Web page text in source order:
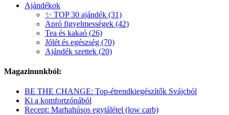
Ajándékok
✨ TOP 30 ajándék (31)
Apró figyelmességek (42)
Tea és kakaó (26)
Jólét és egészség (70)
Ajándék szettek (20)
Magazinunkból:
BE THE CHANGE: Top-étrendkiegészítők Svájcból
Ki a komfortzónából
Recept: Marhahúsos egytálétel (low carb)